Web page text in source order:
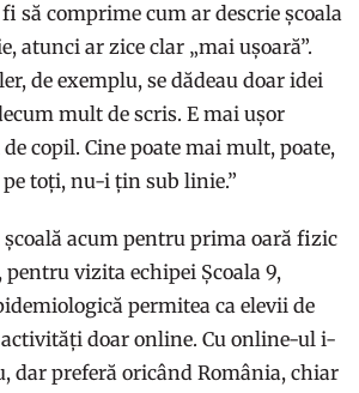
să comprime cum ar descrie școala
atunci ar zice clar „mai ușoară”.
de exemplu, se dădeau doar idei
mult de scris. E mai ușor
copil. Cine poate mai mult, poate,
toți, nu-i țin sub linie.”
acum pentru prima oară fizic
vizita echipei Școala 9,
permitea ca elevii de
doar online. Cu online-ul i-
dar preferă oricând România, chiar